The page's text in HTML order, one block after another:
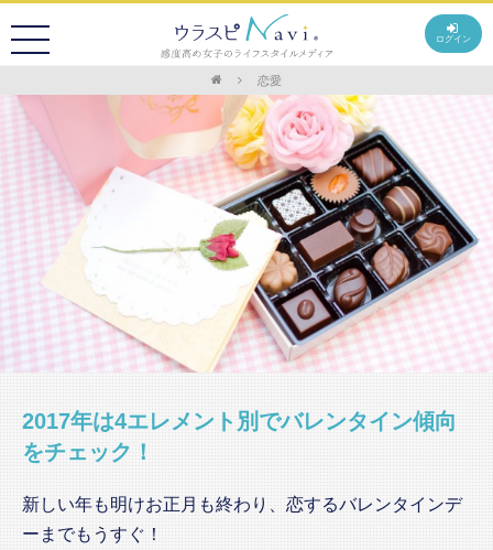
ログイン
恋愛
2017年は4エレメント別でバレンタイン傾向
をチェック！
新しい年も明けお正月も終わり、恋するバレンタインデ
ーまでもうすぐ！